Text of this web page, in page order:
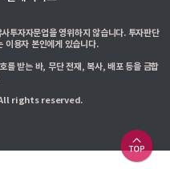
투자자문업을 영위하지 않습니다. 투자판단
이용자 본인에게 있습니다.
를 받는 바, 무단 전재, 복사, 배포 등을 금합
All rights reserved.